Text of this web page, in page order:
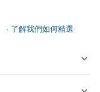
· 了解我們如何精選